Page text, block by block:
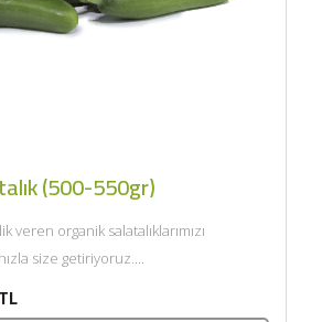
(500-550gr)
veren organik salatalıklarımızı
size getiriyoruz....